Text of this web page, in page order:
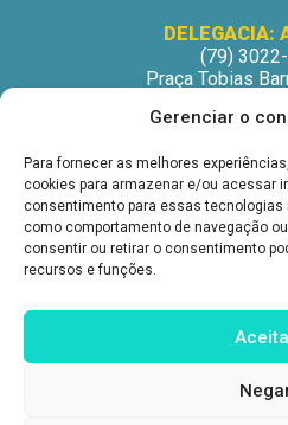
Gerenciar o
Para fornecer as melhores
cookies para armazenar e/ou acessar
consentimento para essas tecnologias
como comportamento de navegação
consentir ou retirar o consentimento
recursos e funções.
DELEGACIA:
(79)
Praça Tobias
São José –
Horário de
Segunda a
9h às 12h |
DELEGACIA:
Avenida Princesa
Ed. Itabuna Trade
São Caetano –
Horário de